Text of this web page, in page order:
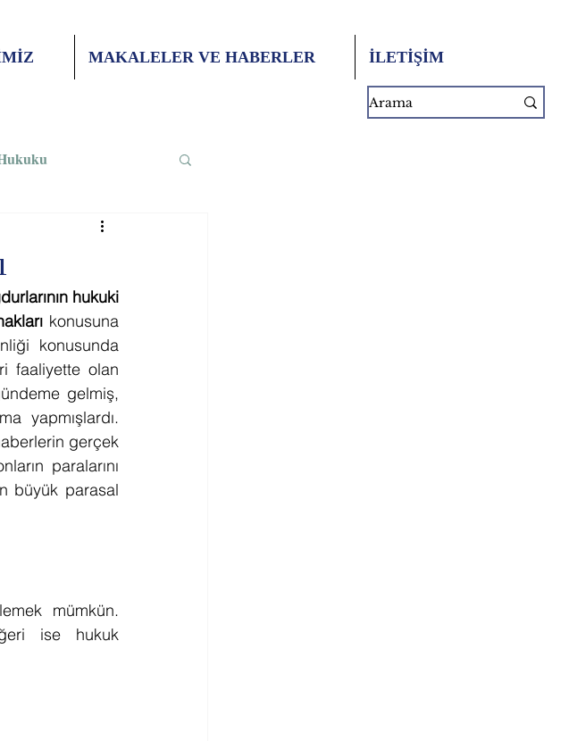
MAKALELER VE HABERLER İLETİŞİM
hukuki
konusuna
konusunda
faaliyette olan
gelmiş,
yapmışlardı.
gerçek
paralarını
büyük parasal
mümkün.
ise hukuk